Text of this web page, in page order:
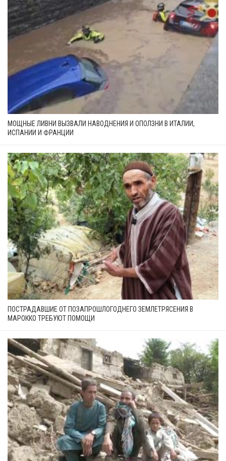
МОЩНЫЕ ЛИВНИ ВЫЗВАЛИ НАВОДНЕНИЯ И ОПОЛЗНИ В ИТАЛИИ,
ИСПАНИИ И ФРАНЦИИ
ПОСТРАДАВШИЕ ОТ ПОЗАПРОШЛОГОДНЕГО ЗЕМЛЕТРЯСЕНИЯ В
МАРОККО ТРЕБУЮТ ПОМОЩИ